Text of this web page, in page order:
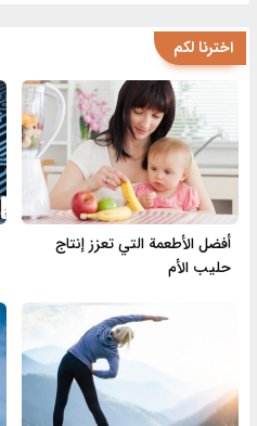
اخترنا لكم
أفضل الأطعمة التي تعزز إنتاج
حليب الأم